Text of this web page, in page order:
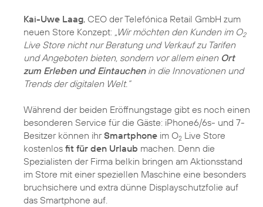
Kai-Uwe Laag, CEO der Telefónica Retail GmbH zum
neuen Store Konzept: „Wir möchten den Kunden im O2
Live Store nicht nur Beratung und Verkauf zu Tarifen
und Angeboten bieten, sondern vor allem einen Ort
zum Erleben und Eintauchenin die Innovationen und
Trends der digitalen Welt.“
Während der beiden Eröffnungstage gibt es noch einen
besonderen Service für die Gäste: iPhone6/6s- und 7-
Besitzer können ihrSmartphone im O2 Live Store
kostenlos fit für den Urlaub machen. Denn die
Spezialisten der Firma belkin bringen am Aktionsstand
im Store mit einer speziellen Maschine eine besonders
bruchsichere und extra dünne Displayschutzfolie auf
das Smartphone auf.